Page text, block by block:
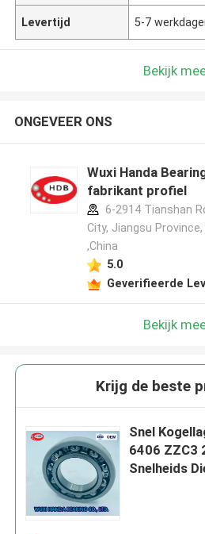
Levertijd 5-7
Bekijk
ONGEVEER ONS
Wuxi Handa
fabrikant profiel
6-2914 Tianshan
City, Jiangsu Province,
,China
5.0
Geverifieerde
Bekijk
Krijg de beste
Snel
6406 ZZC3
Snelheids